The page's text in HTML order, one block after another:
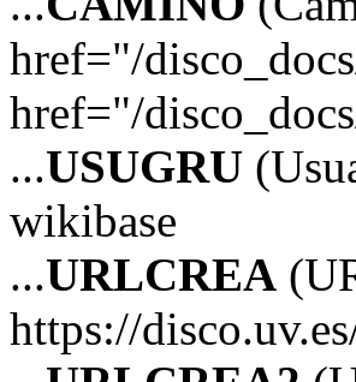
href="/
href="/
...USUGRU
wikibase
...URLCREA
https://